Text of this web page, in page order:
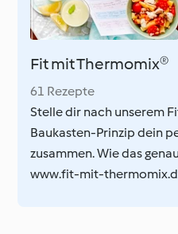
Fit mit Thermomix®
61 Rezepte
Stelle dir nach unserem
Baukasten-Prinzip dein
zusammen. Wie das
www.fit-mit-